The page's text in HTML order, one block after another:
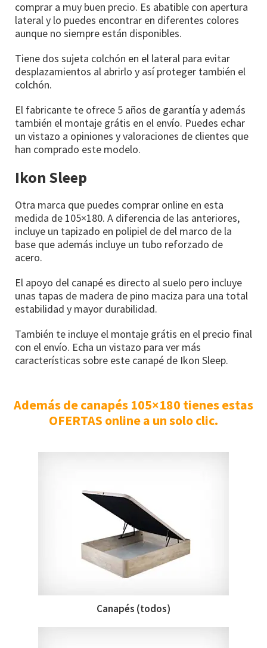
comprar a muy buen precio. Es abatible con apertura
lateral y lo puedes encontrar en diferentes colores
aunque no siempre están disponibles.
Tiene dos sujeta colchón en el lateral para evitar
desplazamientos al abrirlo y así proteger también el
colchón.
El fabricante te ofrece 5 años de garantía y además
también el montaje grátis en el envío. Puedes echar
un vistazo a opiniones y valoraciones de clientes que
han comprado este modelo.
Ikon Sleep
Otra marca que puedes comprar online en esta
medida de 105×180. A diferencia de las anteriores,
incluye un tapizado en polipiel de del marco de la
base que además incluye un tubo reforzado de
acero.
El apoyo del canapé es directo al suelo pero incluye
unas tapas de madera de pino maciza para una total
estabilidad y mayor durabilidad.
También te incluye el montaje grátis en el precio final
con el envío. Echa un vistazo para ver más
características sobre este canapé de Ikon Sleep.
Además de canapés 105×180 tienes estas
OFERTAS online a un solo clic.
Canapés (todos)